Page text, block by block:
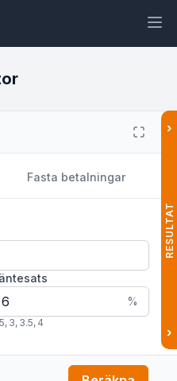
Widget
Fasta betalningar
%
, 3, 3.5, 4
›
RESULTAT
›